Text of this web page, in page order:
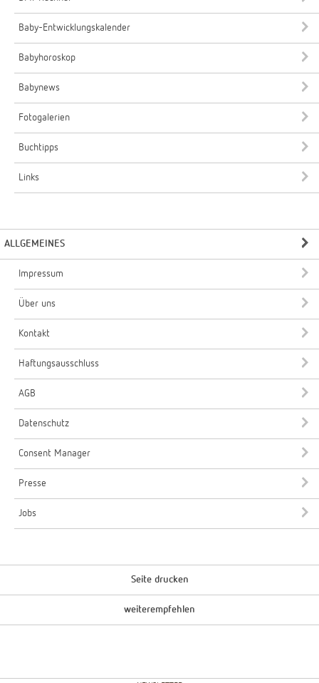
Baby-Entwicklungskalender
Babyhoroskop
Babynews
Fotogalerien
Buchtipps
Links
ALLGEMEINES
Impressum
Über uns
Kontakt
Haftungsausschluss
AGB
Datenschutz
Consent Manager
Presse
Jobs
Seite drucken
weiterempfehlen